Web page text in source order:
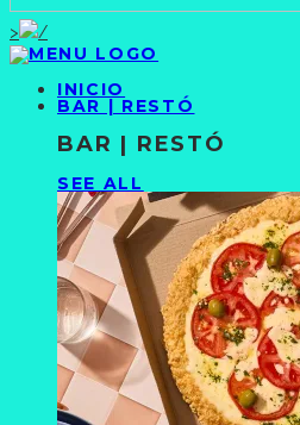
>
INICIO
BAR | RESTÓ
BAR | RESTÓ
SEE ALL